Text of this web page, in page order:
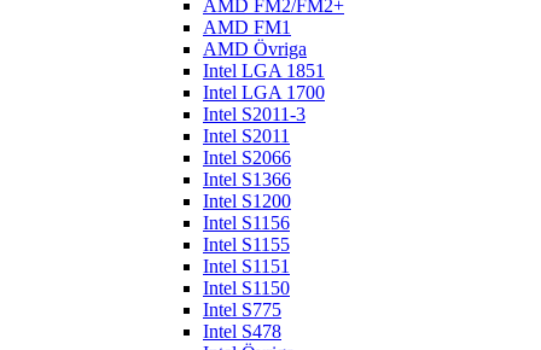
AMD FM2/FM2+
AMD FM1
AMD Övriga
Intel LGA 1851
Intel LGA 1700
Intel S2011-3
Intel S2011
Intel S2066
Intel S1366
Intel S1200
Intel S1156
Intel S1155
Intel S1151
Intel S1150
Intel S775
Intel S478